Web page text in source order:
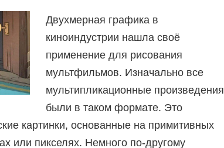
Двухмерная графика в
киноиндустрии нашла своё
применение для рисования
мультфильмов. Изначально все
мультипликационные произведения
были в таком формате. Это
картинки, основанные на примитивных
или пикселях. Немного по-другому